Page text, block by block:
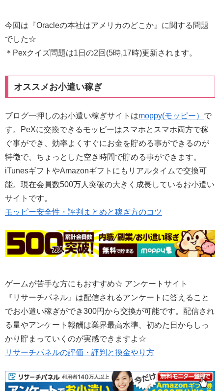
今回は『Oracleの本社はアメリカのどこか』に関する問題
でした☆
＊Pexクイズ問題は1日の2回(5時,17時)更新されます。
オススメお小遣い稼ぎ
ブログ一押しのお小遣い稼ぎサイトはmoppy(モッピー） で
す。PeXに交換できるモッピーはスマホとスマホ両方で稼
ぐ事ができ、効率よくすぐにお金を貯める事ができるのが
特徴で、ちょっとした空き時間で貯める事ができます。
iTunesギフトやAmazonギフトにもリアルタイムで交換可
能。現在会員数500万人突破の大きく成長しているお小遣い
サイトです。
モッピー安全性・評判まとめと稼ぎ方のコツ
ゲームが苦手な方にもおすすめ☆ アンケートサイト
『リサーチパネル』は配信されるアンケートに答えること
でお小遣い稼ぎができ300円から交換が可能です。配信され
る量やアンケート報酬は業界最高水準、初めた日からしっ
かり貯まっていくのが実感できますよ☆
リサーチパネルの評価・評判と換金やり方